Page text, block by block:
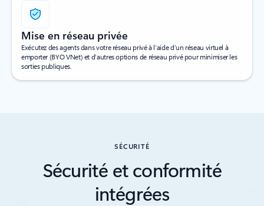
Mise en réseau privée
Exécutez des agents dans votre réseau privé à l’aide d’un réseau virtuel à
emporter (BYO VNet) et d’autres options de réseau privé pour minimiser les
sorties publiques.
SÉCURITÉ
Sécurité et conformité
intégrées